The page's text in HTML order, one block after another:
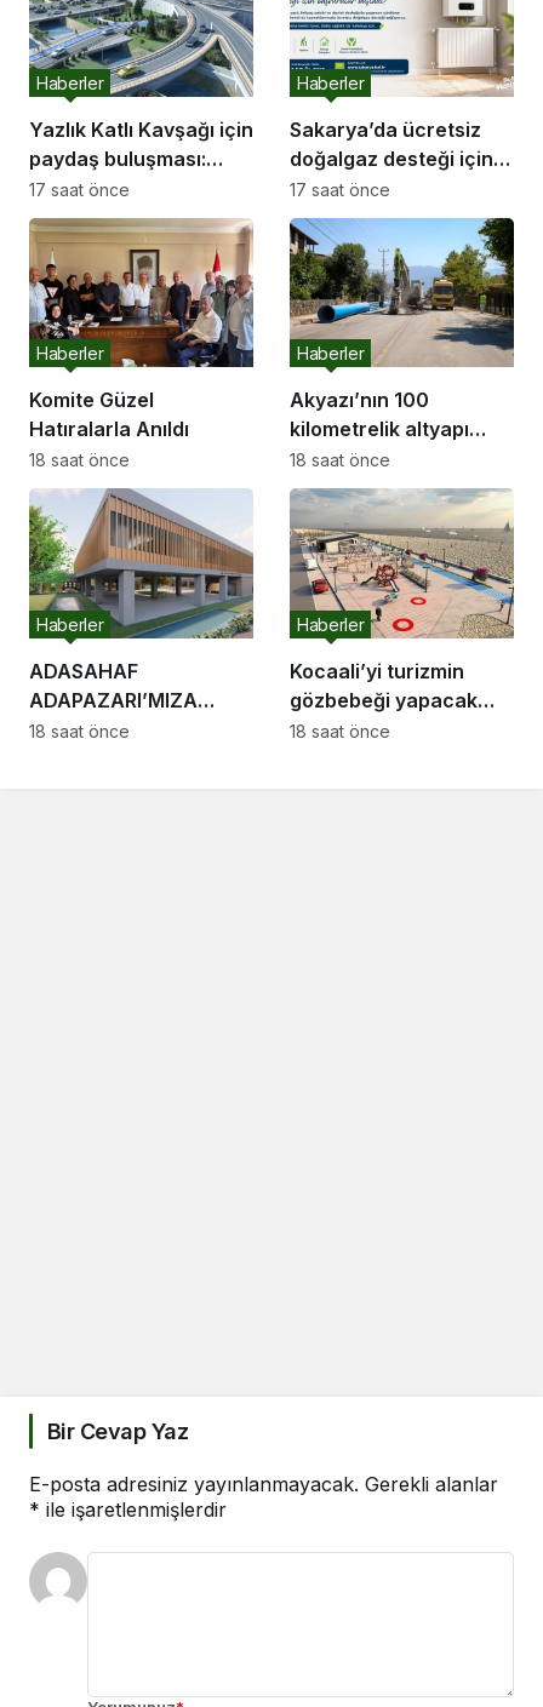
Yazlık Katlı Kavşağı için
paydaş buluşması:
“İletişim kanallarımız
hep açık olacak”
Haberler
17 saat önce
Sakarya’da ücretsiz
doğalgaz desteği için
başvurular başladı
Haberler
17 saat önce
Komite Güzel
Hatıralarla Anıldı
Haberler
18 saat önce
Akyazı’nın 100
kilometrelik altyapı
hattı için saha
çalışmaları başladı
Haberler
18 saat önce
ADASAHAF
ADAPAZARI’MIZA
HAYIRLI OLSUN
Haberler
18 saat önce
Kocaali’yi turizmin
gözbebeği yapacak
sahil projelerini ilk kez
Haberler
18 saat önce
Bir Cevap Yaz
E-posta adresiniz yayınlanmayacak. Gerekli alanlar
* ile işaretlenmişlerdir